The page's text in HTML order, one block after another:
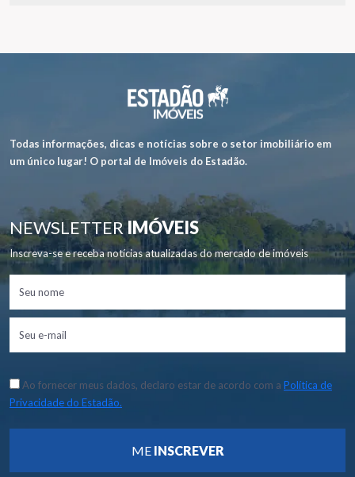
Todas informações, dicas e notícias sobre o setor imobiliário em
um único lugar! O portal de Imóveis do Estadão.
NEWSLETTERIMÓVEIS
Inscreva-se e receba notícias atualizadas do mercado de imóveis
Ao fornecer meus dados, declaro estar de acordo com a Política de
Privacidade do Estadão.
ME INSCREVER